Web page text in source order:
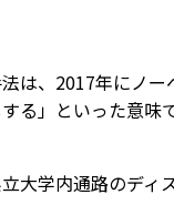
は、2017年にノ
る」といった意
大学内通路のディ